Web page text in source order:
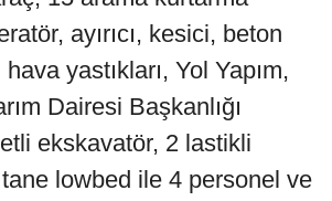
ayırıcı, kesici, beton
yastıkları, Yol Yapım,
Dairesi Başkanlığı
ekskavatör, 2 lastikli
lowbed ile 4 personel ve